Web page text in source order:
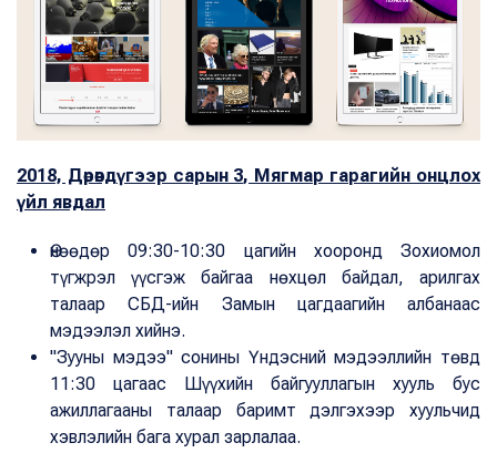
2018, Дөрөвдүгээр сарын 3, Мягмар гарагийн онцлох
үйл явдал
Өнөөдөр 09:30-10:30 цагийн хооронд Зохиомол
түгжрэл үүсгэж байгаа нөхцөл байдал, арилгах
талаар СБД-ийн Замын цагдаагийн албанаас
мэдээлэл хийнэ.
"Зууны мэдээ" сонины Үндэсний мэдээллийн төвд
11:30 цагаас Шүүхийн байгууллагын хууль бус
ажиллагааны талаар баримт дэлгэхээр хуульчид
хэвлэлийн бага хурал зарлалаа.